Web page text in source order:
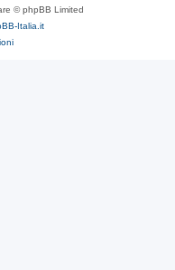
© phpBB Limited
Italia.it